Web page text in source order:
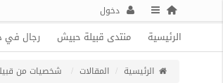
دخول
الرئيسية منتدى قبيلة حبيش رجال في
الرئيسية المقالات شخصيات من